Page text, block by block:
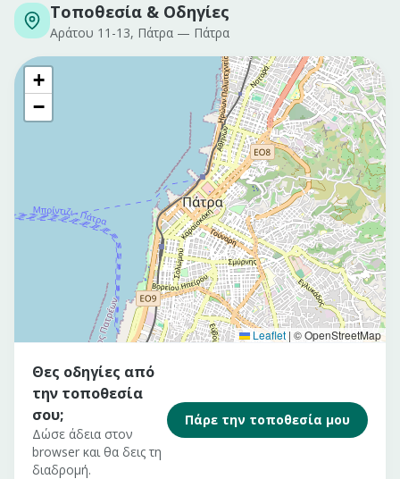
Τοποθεσία & Οδηγίες
Αράτου 11-13, Πάτρα — Πάτρα
+
−
Leaflet | © OpenStreetMap
Θες οδηγίες από
την τοποθεσία
σου;
Δώσε άδεια στον
browser και θα δεις τη
διαδρομή.
Πάρε την τοποθεσία μου